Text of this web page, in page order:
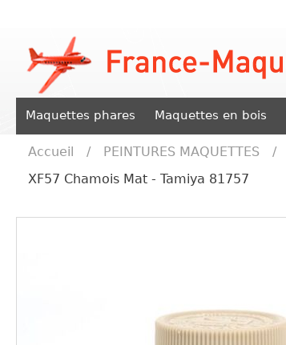
Maquettes phares Maquettes en bois
Accueil / PEINTURES MAQUETTES /
XF57 Chamois Mat - Tamiya 81757